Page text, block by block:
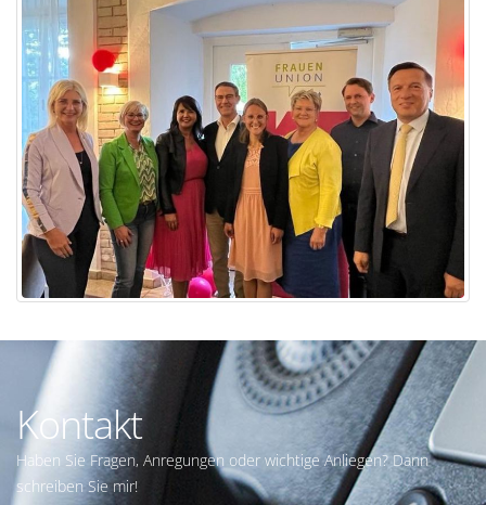
Kontakt
Haben Sie Fragen, Anregungen oder wichtige Anliegen? Dann
schreiben Sie mir!